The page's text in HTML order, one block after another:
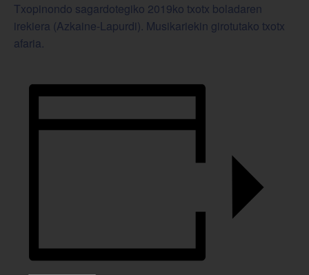
Txopinondo sagardotegiko 2019ko txotx boladaren
irekiera (Azkaine-Lapurdi). Musikariekin girotutako txotx
afaria.